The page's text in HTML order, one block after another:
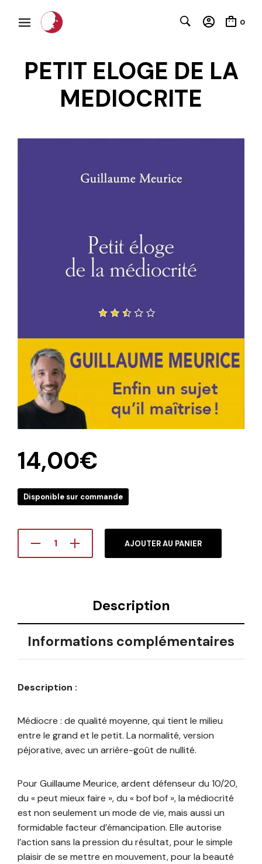
0
PETIT ELOGE DE LA
MEDIOCRITE
14,00€
Disponible sur commande
AJOUTER AU PANIER
Description
Informations complémentaires
Description :
Médiocre : de qualité moyenne, qui tient le milieu
entre le grand et le petit. La normalité, version
péjorative, avec un arrière-goût de nullité.
Pour Guillaume Meurice, ardent défenseur du 10/20,
du « peut mieux faire », du « bof bof », la médiocrité
est non seulement un mode de vie, mais aussi un
formidable facteur d’émancipation. Elle autorise
l’action sans la pression du résultat, pour le simple
plaisir de se mettre en mouvement, pour la beauté